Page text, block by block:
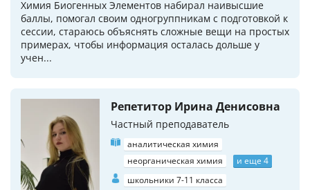
Химия Биогенных Элементов набирал наивысшие
баллы, помогал своим одногруппникам с подготовкой к
сессии, стараюсь объяснять сложные вещи на простых
примерах, чтобы информация осталась дольше у
учен...
Репетитор Ирина Денисовна
Частный преподаватель
аналитическая химия
неорганическая химия
и еще 4
школьники 7-11 класса